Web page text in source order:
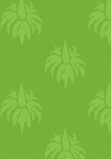
d
arab
alma
bizony